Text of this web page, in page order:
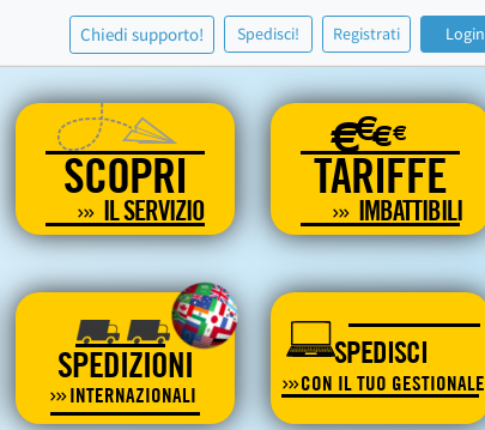
Chiedi supporto! Spedisci! Registrati Login
SCOPRI
IL SERVIZIO
€€€€
TARIFFE
IMBATTIBILI
SPEDIZIONI
INTERNAZIONALI
SPEDISCI
CON IL TUO GESTIONALE